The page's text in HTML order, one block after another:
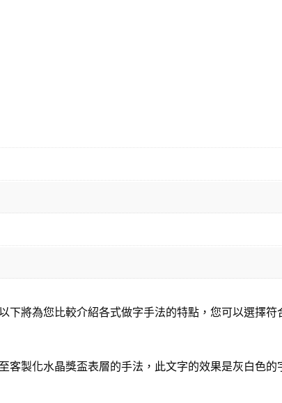
將為您比較介紹各式做字手法的特點，您可以選擇符
製化水晶獎盃表層的手法，此文字的效果是灰白色